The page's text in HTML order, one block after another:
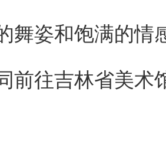
舞姿和饱满的情
前往吉林省美术